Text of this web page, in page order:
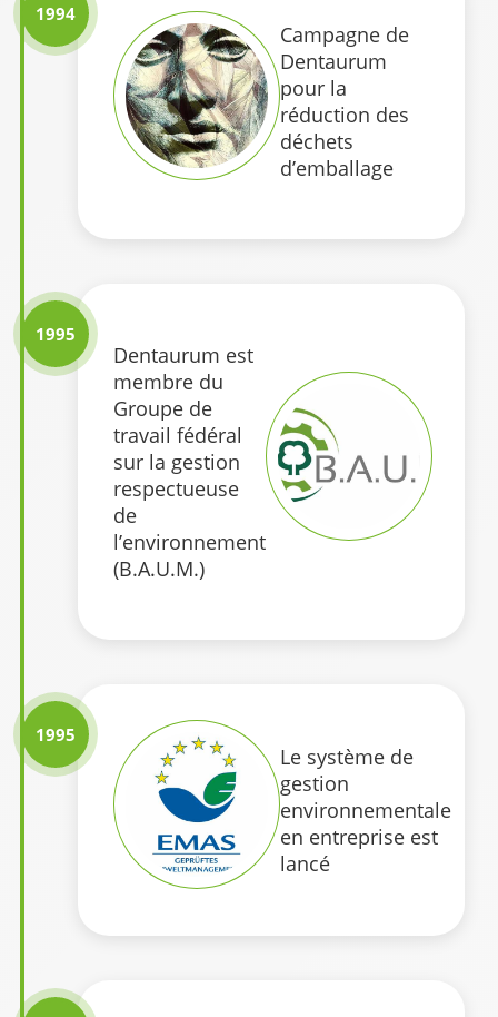
1994
Campagne de
Dentaurum
pour la
réduction des
déchets
d’emballage
1995
Dentaurum est
membre du
Groupe de
travail fédéral
sur la gestion
respectueuse
de
l’environnement
(B.A.U.M.)
1995
Le système de
gestion
environnementale
en entreprise est
lancé